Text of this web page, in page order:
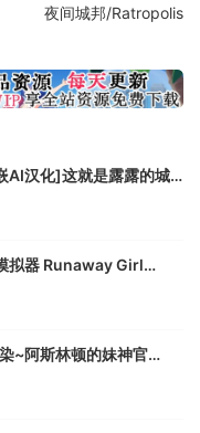
夜间城邦/Ratropolis
AI汉化]这就是露露的城
拟器 Runaway Girl
~阿斯林顿的妹神官